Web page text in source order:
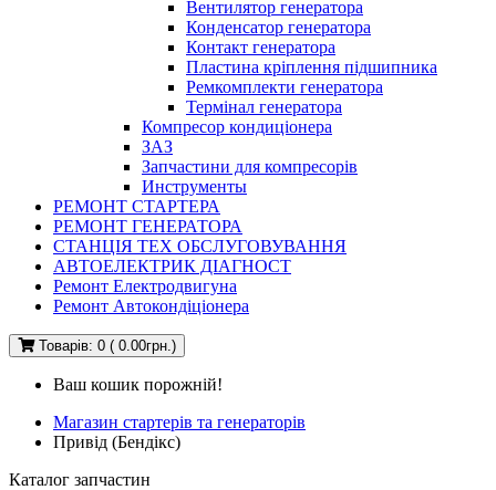
Вентилятор генератора
Конденсатор генератора
Контакт генератора
Пластина кріплення підшипника
Ремкомплекти генератора
Термінал генератора
Компресор кондиціонера
ЗАЗ
Запчастини для компресорів
Инструменты
РЕМОНТ СТАРТЕРА
РЕМОНТ ГЕНЕРАТОРА
СТАНЦІЯ ТЕХ ОБСЛУГОВУВАННЯ
АВТОЕЛЕКТРИК ДІАГНОСТ
Ремонт Електродвигуна
Ремонт Автокондіціонера
Товарів: 0 ( 0.00грн.)
Ваш кошик порожній!
Магазин стартерів та генераторів
Привід (Бендікс)
Каталог запчастин